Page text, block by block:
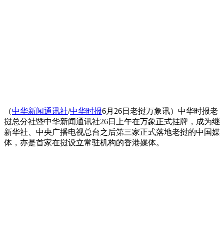
（中华新闻通讯社/中华时报6月26日老挝万象讯）中华时报老
挝总分社暨中华新闻通讯社26日上午在万象正式挂牌，成为继
新华社、中央广播电视总台之后第三家正式落地老挝的中国媒
体，亦是首家在挝设立常驻机构的香港媒体。